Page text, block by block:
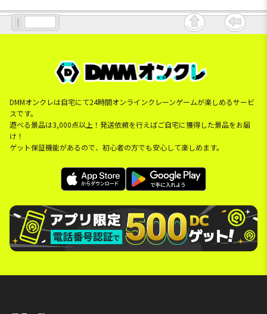
DMMオンクレは自宅にて24時間オンラインクレーンゲームが楽しめるサービ
スです。
遊べる景品は3,000点以上！発送依頼を行えばご自宅に獲得した景品をお届
け！
ゲット保証機能があるので、初心者の方でも安心して楽しめます。